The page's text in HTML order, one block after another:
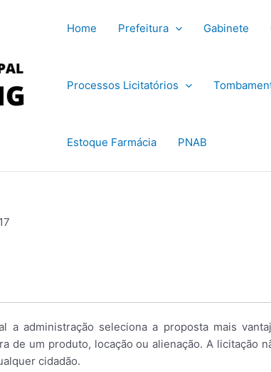
Home Prefeitura Gabinete
Processos Licitatórios
Estoque Farmácia PNAB
a administração seleciona a proposta mais
de um produto, locação ou alienação. A licitação
cidadão.